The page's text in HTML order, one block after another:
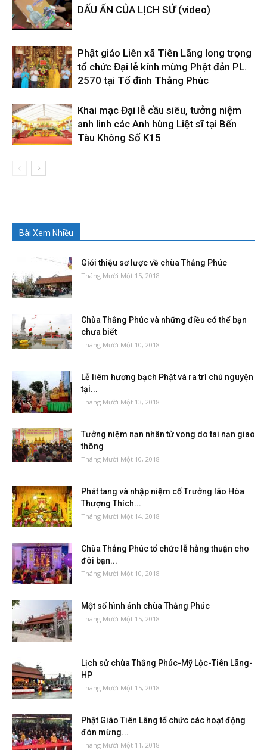
DẤU ẤN CỦA LỊCH SỬ (video)
Phật giáo Liên xã Tiên Lãng long trọng
tổ chức Đại lễ kính mừng Phật đản PL.
2570 tại Tổ đình Thắng Phúc
Khai mạc Đại lễ cầu siêu, tưởng niệm
anh linh các Anh hùng Liệt sĩ tại Bến
Tàu Không Số K15
Bài Xem Nhiều
Giới thiệu sơ lược về chùa Thắng Phúc
Tháng Mười Một 15, 2018
Chùa Thắng Phúc và những điều có thể bạn
chưa biết
Tháng Mười Một 10, 2018
Lễ liêm hương bạch Phật và ra trì chú nguyện
tại...
Tháng Mười Một 13, 2018
Tưởng niệm nạn nhân tử vong do tai nạn giao
thông
Tháng Mười Một 10, 2018
Phát tang và nhập niệm cố Trưởng lão Hòa
Thượng Thích...
Tháng Mười Một 14, 2018
Chùa Thắng Phúc tổ chức lễ hằng thuận cho
đôi bạn...
Tháng Mười Một 10, 2018
Một số hình ảnh chùa Thắng Phúc
Tháng Mười Một 15, 2018
Lịch sử chùa Thắng Phúc-Mỹ Lộc-Tiên Lãng-
HP
Tháng Mười Một 15, 2018
Phật Giáo Tiên Lãng tổ chức các hoạt động
đón mừng...
Tháng Mười Một 11, 2018